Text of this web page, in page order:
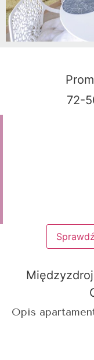
72-
Opis